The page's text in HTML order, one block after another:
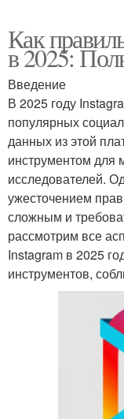
Как
в 2025:
Введение
В 2025 году
популярных
данных из этой
инструментом для
исследователей.
ужесточением
сложным и
рассмотрим все
Instagram в 2025
инструментов,